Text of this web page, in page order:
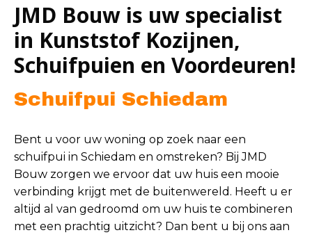
JMD Bouw is uw specialist
in Kunststof Kozijnen,
Schuifpuien en Voordeuren!
Schuifpui Schiedam
Bent u voor uw woning op zoek naar een
schuifpui in Schiedam en omstreken? Bij JMD
Bouw zorgen we ervoor dat uw huis een mooie
verbinding krijgt met de buitenwereld. Heeft u er
altijd al van gedroomd om uw huis te combineren
met een prachtig uitzicht? Dan bent u bij ons aan